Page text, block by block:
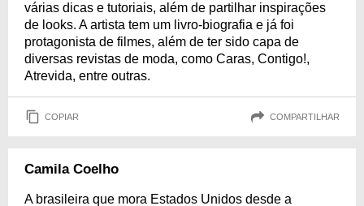
várias dicas e tutoriais, além de partilhar inspirações
de looks. A artista tem um livro-biografia e já foi
protagonista de filmes, além de ter sido capa de
diversas revistas de moda, como Caras, Contigo!,
Atrevida, entre outras.
COPIAR COMPARTILHAR
Camila Coelho
A brasileira que mora Estados Unidos desde a